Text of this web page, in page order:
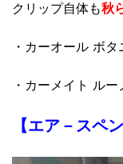
クリップ自体も秋
・カーオール ボ
・カーメイト ル
【エア－スペ